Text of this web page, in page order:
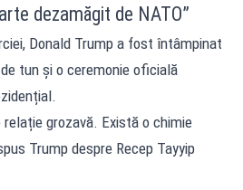
dezamăgit de NATO”
Donald Trump a fost întâmpinat
tun și o ceremonie oficială
relație grozavă. Există o chimie
Trump despre Recep Tayyip